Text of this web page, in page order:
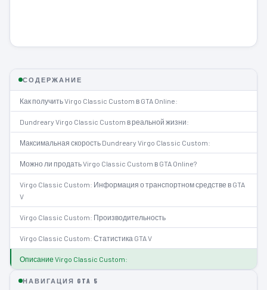
СОДЕРЖАНИЕ
Как получить Virgo Classic Custom в GTA Online:
Dundreary Virgo Classic Custom в реальной жизни:
Максимальная скорость Dundreary Virgo Classic Custom:
Можно ли продать Virgo Classic Custom в GTA Online?
Virgo Classic Custom: Информация о транспортном средстве в GTA
V
Virgo Classic Custom: Производительность
Virgo Classic Custom: Статистика GTA V
Описание Virgo Classic Custom:
НАВИГАЦИЯ GTA 5